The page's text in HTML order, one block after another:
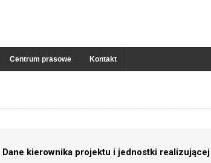
Centrum prasowe Kontakt
Dane kierownika projektu i jednostki realizującej